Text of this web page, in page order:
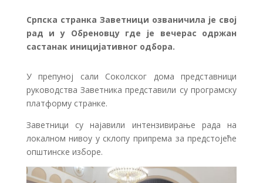
Српска странка Заветници озваничила је свој
рад и у Обреновцу где је вечерас одржан
састанак иницијативног одбора.
У препуној сали Соколског дома представници
руководства Заветника представили су програмску
платформу странке.
Заветници су најавили интензивирање рада на
локалном нивоу у склопу припрема за предстојеће
општинске изборе.